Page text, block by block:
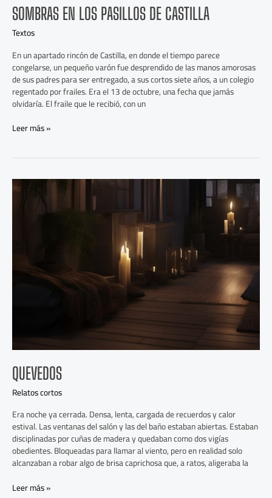
SOMBRAS EN LOS PASILLOS DE CASTILLA
Textos
En un apartado rincón de Castilla, en donde el tiempo parece
congelarse, un pequeño varón fue desprendido de las manos amorosas
de sus padres para ser entregado, a sus cortos siete años, a un colegio
regentado por frailes. Era el 13 de octubre, una fecha que jamás
olvidaría. El fraile que le recibió, con un
Leer más »
QUEVEDOS
Relatos cortos
Era noche ya cerrada. Densa, lenta, cargada de recuerdos y calor
estival. Las ventanas del salón y las del baño estaban abiertas. Estaban
disciplinadas por cuñas de madera y quedaban como dos vigías
obedientes. Bloqueadas para llamar al viento, pero en realidad solo
alcanzaban a robar algo de brisa caprichosa que, a ratos, aligeraba la
Quevedos
Leer más »